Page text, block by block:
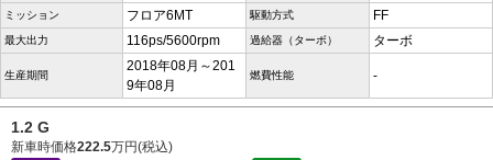
ミッション フロア6MT 駆動方式 FF
最大出力 116ps/5600rpm 過給器（ターボ） ターボ
生産期間
2018年08月～201
9年08月
燃費性能 -
1.2 G
新車時価格222.5万円(税込)